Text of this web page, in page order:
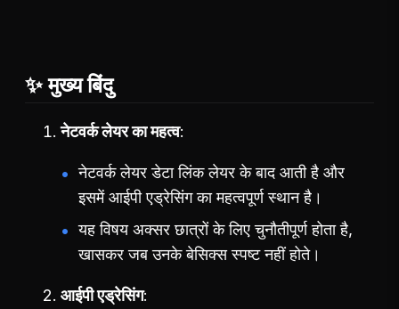
✨ मुख्य बिंदु
नेटवर्क लेयर का महत्व
नेटवर्क लेयर डेटा लिंक लेयर के बाद आती है और
इसमें आईपी एड्रेसिंग का महत्वपूर्ण स्थान है।
यह विषय अक्सर छात्रों के लिए चुनौतीपूर्ण होता है,
खासकर जब उनके बेसिक्स स्पष्ट नहीं होते।
आईपी एड्रेसिंग